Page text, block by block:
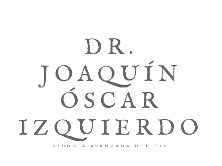
DR.
JOAQUÍN
ÓSCAR
IZQUIERDO
CIRUGÍA AVANZADA DEL PIE